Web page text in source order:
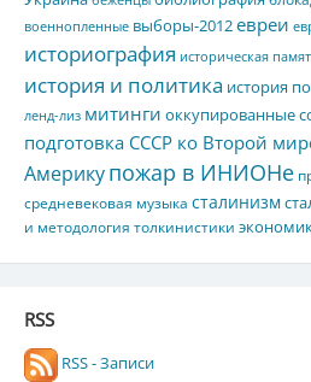
военнопленные выборы-2012евреи
историография историческая
история и политика история
ленд-лиз митинги оккупированные
подготовка СССР ко Второй
Америкупожар в ИНИОНе
средневековая музыка сталинизм
и методология толкинистики
RSS
RSS - Записи